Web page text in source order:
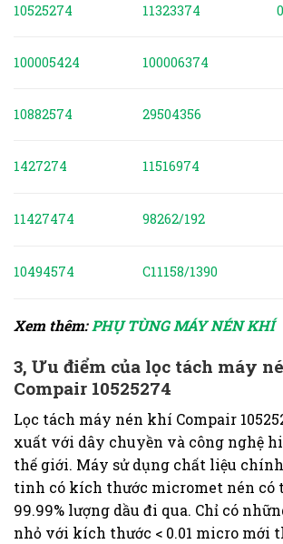
10525274 11323374
100005424 100006374
10882574 29504356
1427274 11516974
11427474 98262/192
10494574 C11158/1390
Xem thêm:PHỤ TÙNG MÁY NÉN KHÍ
3, Ưu điểm của lọc tách máy
Compair 10525274
Lọc tách máy nén khí Compair
xuất với dây chuyền và công nghệ
thế giới. Máy sử dụng chất liệu
tinh có kích thước micromet nén có
99.99% lượng dầu đi qua. Chỉ có
nhỏ với kích thước < 0.01 micro mới